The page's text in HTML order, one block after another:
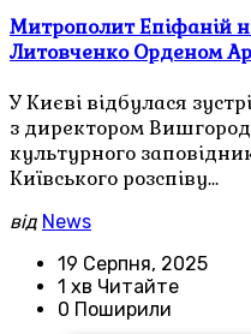
Митрополит Епіфаній
Литовченко Орденом
У Києві відбулася
з директором
культурного
Київського розспіву…
від News
19 Серпня, 2025
1 хв Читайте
0 Поширили